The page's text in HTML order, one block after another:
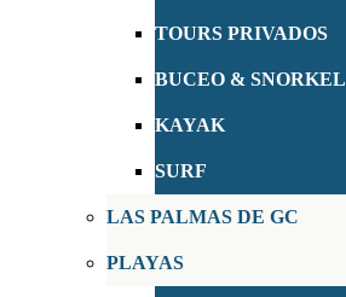
TOURS PRIVADOS
BUCEO & SNORKEL
KAYAK
SURF
LAS PALMAS DE GC
PLAYAS